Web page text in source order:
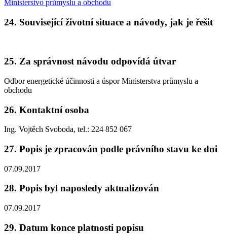
Ministerstvo průmyslu a obchodu
24. Související životní situace a návody, jak je řešit
25. Za správnost návodu odpovídá útvar
Odbor energetické účinnosti a úspor Ministerstva průmyslu a
obchodu
26. Kontaktní osoba
Ing. Vojtěch Svoboda, tel.: 224 852 067
27. Popis je zpracován podle právního stavu ke dni
07.09.2017
28. Popis byl naposledy aktualizován
07.09.2017
29. Datum konce platnosti popisu